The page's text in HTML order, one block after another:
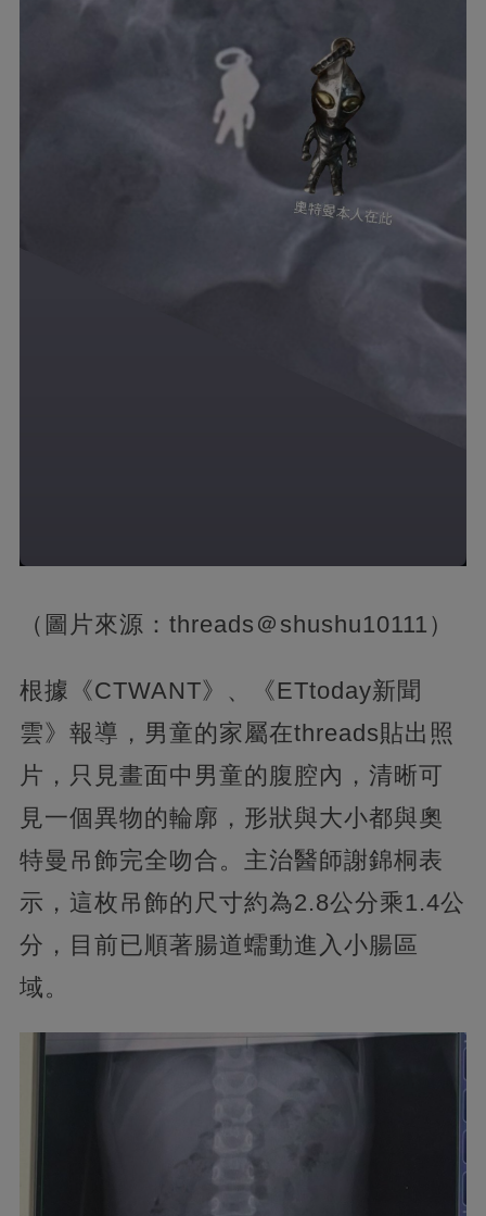
（圖片來源：threads＠shushu10111）
根據《CTWANT》、《ETtoday新聞
雲》報導，男童的家屬在threads貼出照
片，只見畫面中男童的腹腔內，清晰可
見一個異物的輪廓，形狀與大小都與奧
特曼吊飾完全吻合。主治醫師謝錦桐表
示，這枚吊飾的尺寸約為2.8公分乘1.4公
分，目前已順著腸道蠕動進入小腸區
域。